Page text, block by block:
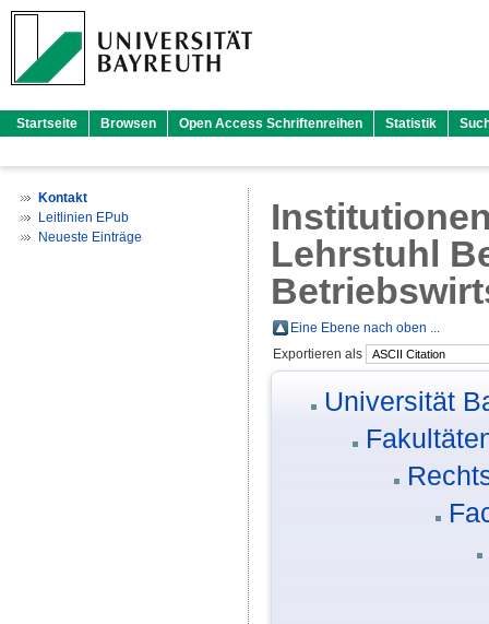
Startseite Browsen Open Access Schriftenreihen Statistik
Kontakt
Leitlinien EPub
Neueste Einträge
Lehrstuhl
Eine Ebene nach oben ...
Exportieren als
Universität